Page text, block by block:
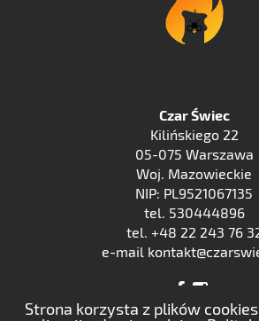
Strona korzysta z plików
Czar Świec
Kilińskiego 22
05-075 Warszawa
Woj. Mazowieckie
NIP: PL9521067135
tel. 530444896
tel. +48 22 243 76
e-mail